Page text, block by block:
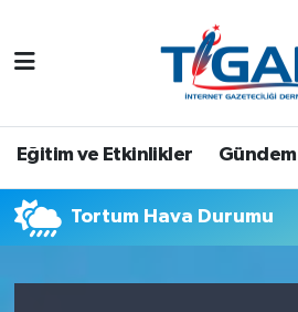
Eğitim ve Etkinlikler Gündem
Tortum Hava Durumu
Nöbetçi Eczaneler